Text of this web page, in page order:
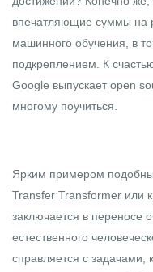
впечатляющие суммы на
машинного обучения, в
подкреплением. К
Google выпускает open
многому поучиться.
Ярким примером
Transfer Transformer или
заключается в переносе
естественного
справляется с задачами,